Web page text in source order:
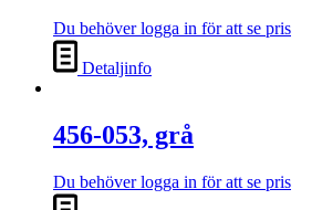
Du behöver logga in för att se pris
Detaljinfo
456-053, grå
Du behöver logga in för att se pris